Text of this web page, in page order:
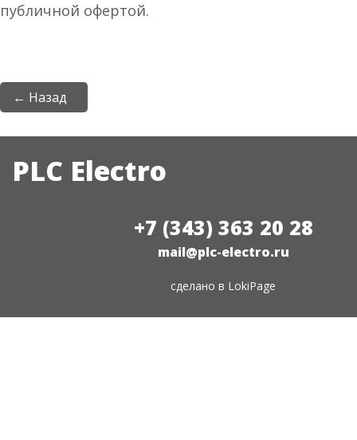
публичной офертой.
← Назад
PLC Electro
+7 (343) 363 20 28
mail@plc-electro.ru
сделано в LokiPage